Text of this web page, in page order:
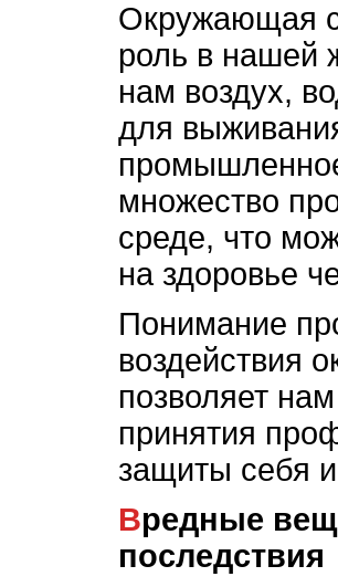
Окружающая
роль в нашей
нам воздух,
для
множество
среде, что
на здоровье
Понимание
воздействия
позволяет
принятия
защиты себя
Вредные вещества и их
последствия